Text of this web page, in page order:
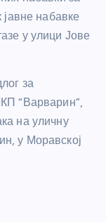
набавке
у улици Јове
за
“Варварин”,
на уличну
у Моравској